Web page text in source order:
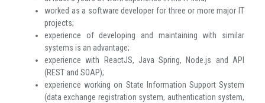
worked as a software developer for three or more major IT
projects;
experience of developing and maintaining with similar
systems is an advantage;
experience with ReactJS, Java Spring, Node.js and API
(REST and SOAP);
experience working on State Information Support System
(data exchange registration system, authentication system,